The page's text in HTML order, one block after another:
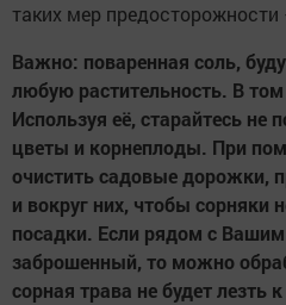
таких мер
Важно: поваренная соль,
любую растительность. В
Используя её, старайтесь
цветы и корнеплоды. При
очистить садовые дорожки,
и вокруг них, чтобы сорняки
посадки. Если рядом с Вашим
заброшенный, то можно
сорная трава не будет лезть